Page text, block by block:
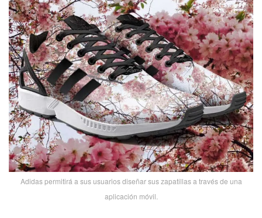
Adidas permitirá a sus usuarios diseñar sus zapatillas a través de una
aplicación móvil.